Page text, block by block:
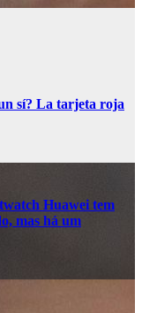
sí? La tarjeta roja
Huawei tem
mas há um